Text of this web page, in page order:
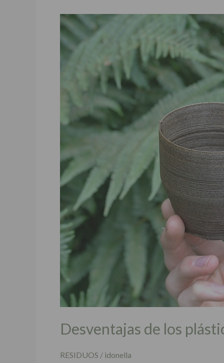
Desventajas de los
RESIDUOS / idonella
Desventajas
de
los
biodegradables〈
→
〉